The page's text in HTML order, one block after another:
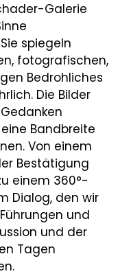
Galerie
spiegeln
fotografischen,
Bedrohliches
Die Bilder
Bandbreite
Von einem
Bestätigung
einem 360°-
Dialog, den wir
und
und der
Tagen